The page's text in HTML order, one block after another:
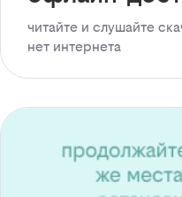
читайте и слушайте
нет интернета